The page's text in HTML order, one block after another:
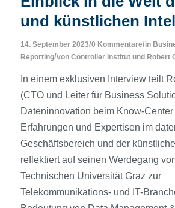
und künstlichen
14. September 2023/0 Kommentare/in
Reporting/von Controller Institutund Robert
In einem exklusiven Interview teilt
(CTO und Leiter für Business
Dateninnovation beim Know-
Erfahrungen und Expertisen im
Geschäftsbereich und der
reflektiert auf seinen Werdegang
Technischen Universität Graz zur
Telekommunikations- und IT-